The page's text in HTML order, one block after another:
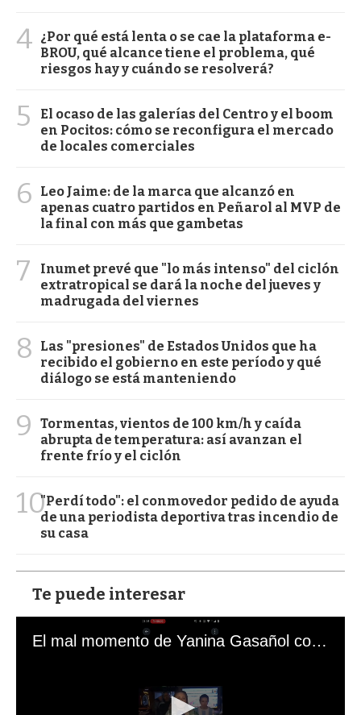
4 ¿Por qué está lenta o se cae la plataforma e-
BROU, qué alcance tiene el problema, qué
riesgos hay y cuándo se resolverá?
5
El ocaso de las galerías del Centro y el boom
en Pocitos: cómo se reconfigura el mercado
de locales comerciales
6
Leo Jaime: de la marca que alcanzó en
apenas cuatro partidos en Peñarol al MVP de
la final con más que gambetas
7
Inumet prevé que "lo más intenso" del ciclón
extratropical se dará la noche del jueves y
madrugada del viernes
8
Las "presiones" de Estados Unidos que ha
recibido el gobierno en este período y qué
diálogo se está manteniendo
9
Tormentas, vientos de 100 km/h y caída
abrupta de temperatura: así avanzan el
frente frío y el ciclón
10"Perdí todo": el conmovedor pedido de ayuda
de una periodista deportiva tras incendio de
su casa
Te puede interesar
El mal momento de Yanina Gasañol con un hincha argentino en "Subrayado"